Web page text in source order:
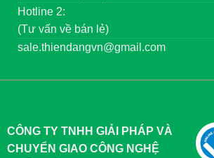
Hotline 2:
(Tư vấn về bán lẻ)
sale.thiendangvn@gmail.com
CÔNG TY TNHH GIẢI PHÁP VÀ
CHUYỂN GIAO CÔNG NGHỆ